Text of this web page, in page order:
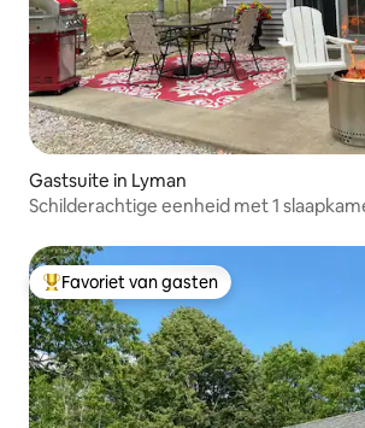
Gastsuite in Lyman
Schilderachtige eenheid met 1
Topfavoriet van gasten
Favoriet van gasten